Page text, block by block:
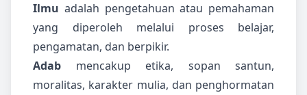
Ilmu adalah pengetahuan atau pemahaman
yang diperoleh melalui proses belajar,
pengamatan, dan berpikir.
Adab mencakup etika, sopan santun,
moralitas, karakter mulia, dan penghormatan